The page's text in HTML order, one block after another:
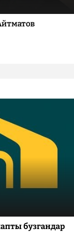
бузгандар